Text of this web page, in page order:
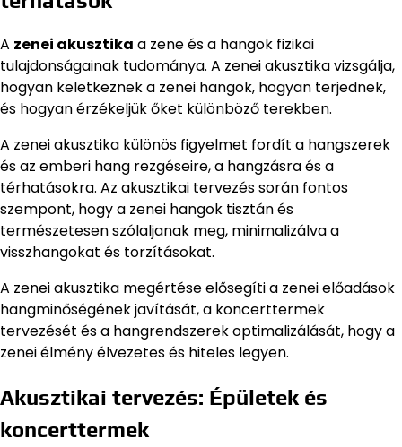
A zenei akusztika a zene és a hangok fizikai
tulajdonságainak tudománya. A zenei akusztika vizsgálja,
hogyan keletkeznek a zenei hangok, hogyan terjednek,
és hogyan érzékeljük őket különböző terekben.
A zenei akusztika különös figyelmet fordít a hangszerek
és az emberi hang rezgéseire, a hangzásra és a
térhatásokra. Az akusztikai tervezés során fontos
szempont, hogy a zenei hangok tisztán és
természetesen szólaljanak meg, minimalizálva a
visszhangokat és torzításokat.
A zenei akusztika megértése elősegíti a zenei előadások
hangminőségének javítását, a koncerttermek
tervezését és a hangrendszerek optimalizálását, hogy a
zenei élmény élvezetes és hiteles legyen.
Akusztikai tervezés: Épületek és
koncerttermek